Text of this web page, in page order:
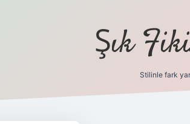
Şık
Stilinle fark